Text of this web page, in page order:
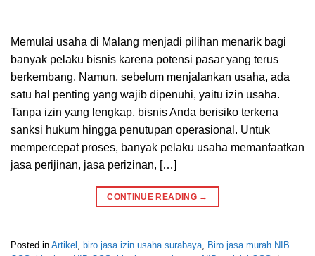
Memulai usaha di Malang menjadi pilihan menarik bagi
banyak pelaku bisnis karena potensi pasar yang terus
berkembang. Namun, sebelum menjalankan usaha, ada
satu hal penting yang wajib dipenuhi, yaitu izin usaha.
Tanpa izin yang lengkap, bisnis Anda berisiko terkena
sanksi hukum hingga penutupan operasional. Untuk
mempercepat proses, banyak pelaku usaha memanfaatkan
jasa perijinan, jasa perizinan, […]
CONTINUE READING →
Posted in Artikel biro jasa izin usaha surabaya Biro jasa murah NIB